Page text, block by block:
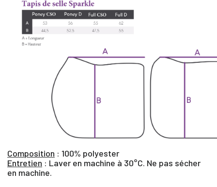
Composition : 100% polyester
Entretien : Laver en machine à 30°C. Ne pas sécher
en machine.